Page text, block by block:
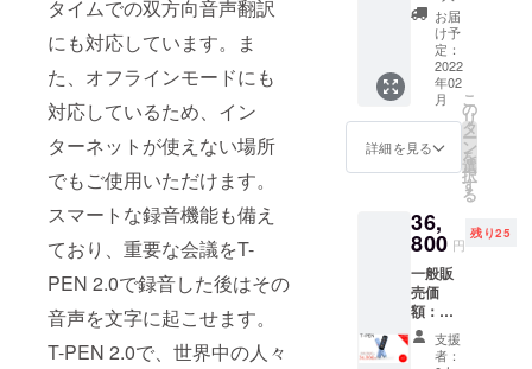
タイムでの双方向音声翻訳
にも対応しています。ま
た、オフラインモードにも
対応しているため、イン
ターネットが使えない場所
でもご使用いただけます。
スマートな録音機能も備え
ており、重要な会議をT-
PEN 2.0で録音した後はその
音声を文字に起こせます。
T-PEN 2.0で、世界中の人々
援頂け
ます様
お願い
致しま
す。
場合、
正規販
売価格
が販売
予定価
格より
下がる
可能性
似商品
が発生
する可
能性が
ありま
す。ご
了承頂
いた上
状況、
使用部
材の供
給状
況、製
造工程
上の都
合等に
る場合
があり
皆様の
ご支援
により
量産効
率が向
の詳
細： ・
Transp
en本体
ｘ 2 ・
日本語
説明書
・持ち
運び用
・充電
ケーブ
ル 上記
の価額
は税込
み・送
料込み
です。
お届
け予
定：
2022
年02
月
詳細を見る
こ
の
リ
タ
ー
ン
を
選
択
す
る
36,
800 円
残り25
一般販
売価
額：
55,960
円 リ支援
者：